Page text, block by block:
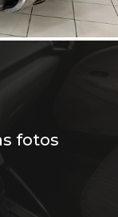
fotos